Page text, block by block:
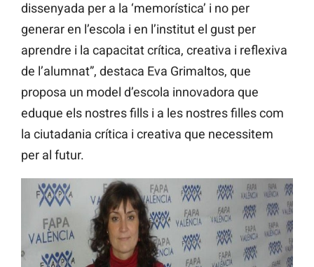
dissenyada per a la ‘memorística’ i no per
generar en l’escola i en l’institut el gust per
aprendre i la capacitat crítica, creativa i reflexiva
de l’alumnat”, destaca Eva Grimaltos, que
proposa un model d’escola innovadora que
eduque els nostres fills i a les nostres filles com
la ciutadania crítica i creativa que necessitem
per al futur.